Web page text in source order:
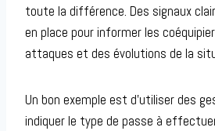
toute la différence. Des signaux
en place pour informer les
attaques et des évolutions de la
Un bon exemple est d’utiliser des
indiquer le type de passe à